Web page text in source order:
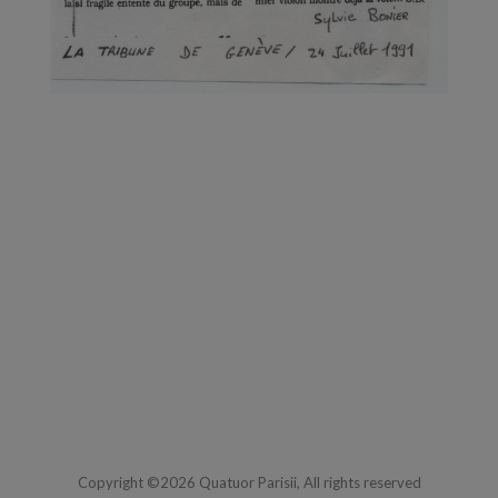
Copyright ©2026 Quatuor Parisii, All rights reserved